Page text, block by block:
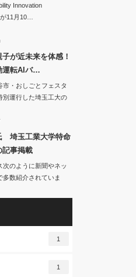
Innovation
11月10…
が近未来を体感！
運転AIバ…
市・おしごとフェスタ
別運行した埼玉工大の
埼玉工業大学特命
記事掲載
次のように新聞やネッ
多数紹介されていま
1
1